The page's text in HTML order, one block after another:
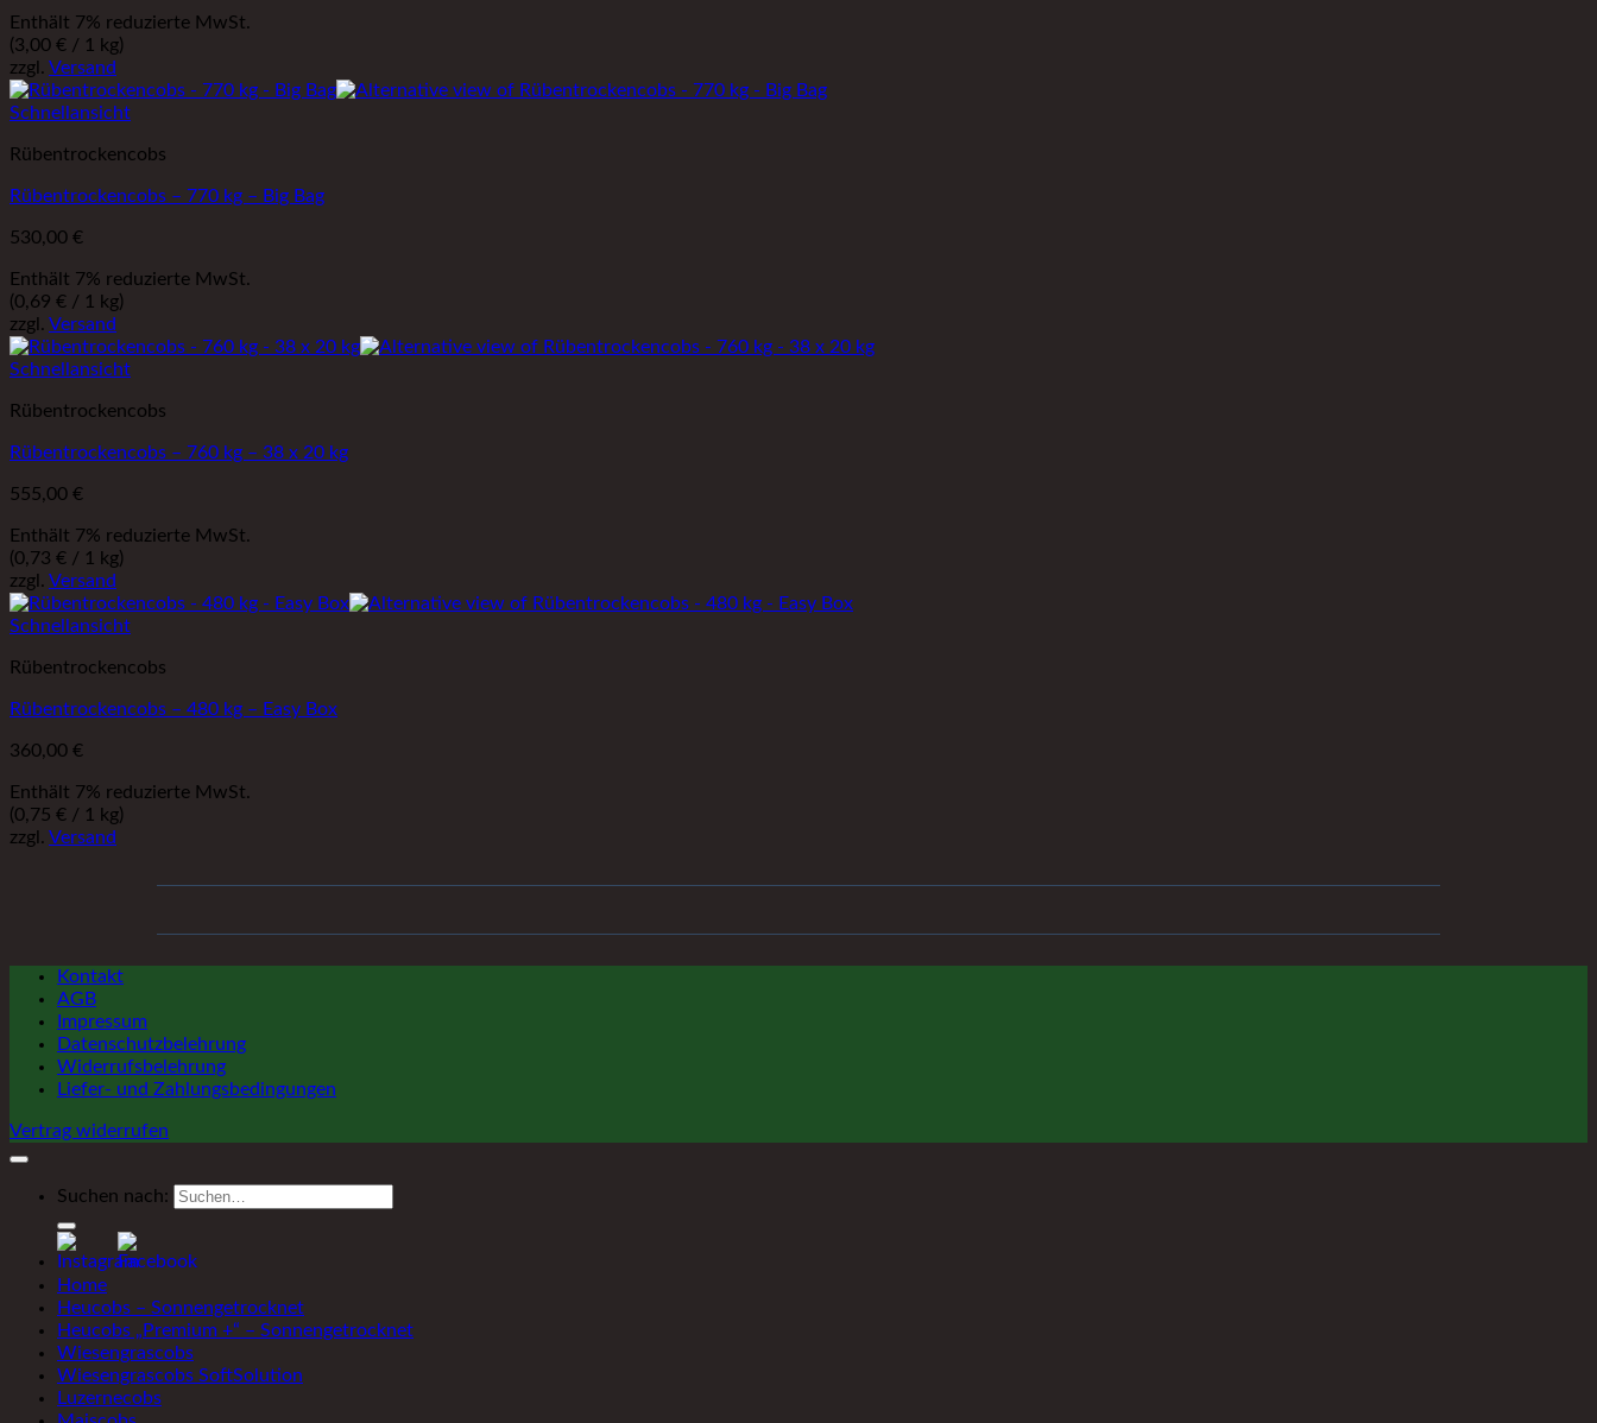
Enthält 7% reduzierte MwSt.
(3,00 € / 1 kg)
zzgl. Versand
Schnellansicht
Rübentrockencobs
Rübentrockencobs – 770 kg – Big Bag
530,00 €
Enthält 7% reduzierte MwSt.
(0,69 € / 1 kg)
zzgl. Versand
Schnellansicht
Rübentrockencobs
Rübentrockencobs – 760 kg – 38 x 20 kg
555,00 €
Enthält 7% reduzierte MwSt.
(0,73 € / 1 kg)
zzgl. Versand
Schnellansicht
Rübentrockencobs
Rübentrockencobs – 480 kg – Easy Box
360,00 €
Enthält 7% reduzierte MwSt.
(0,75 € / 1 kg)
zzgl. Versand
Kontakt
AGB
Impressum
Datenschutzbelehrung
Widerrufsbelehrung
Liefer- und Zahlungsbedingungen
Vertrag widerrufen
Suchen nach:
Home
Heucobs – Sonnengetrocknet
Heucobs „Premium +“ – Sonnengetrocknet
Wiesengrascobs
Wiesengrascobs SoftSolution
Luzernecobs